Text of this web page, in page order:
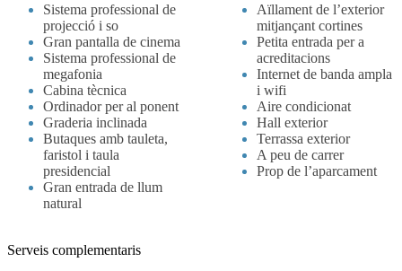
Sistema professional de
projecció i so
Gran pantalla de cinema
Sistema professional de
megafonia
Cabina tècnica
Ordinador per al ponent
Graderia inclinada
Butaques amb tauleta,
faristol i taula
presidencial
Gran entrada de llum
natural
Aïllament de l’exterior
mitjançant cortines
Petita entrada per a
acreditacions
Internet de banda ampla
i wifi
Aire condicionat
Hall exterior
Terrassa exterior
A peu de carrer
Prop de l’aparcament
Serveis complementaris